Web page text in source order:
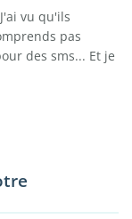
vu qu'ils
pas
des sms... Et je